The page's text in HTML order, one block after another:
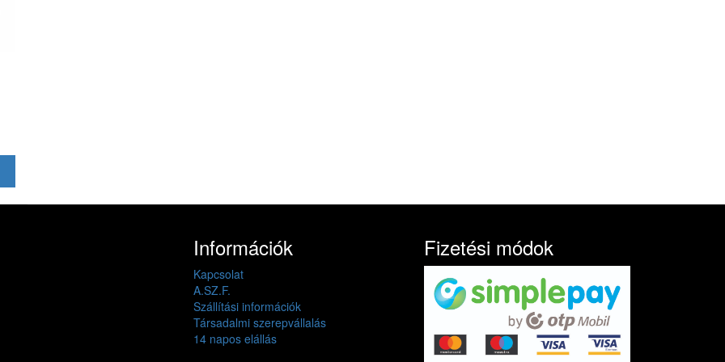
Információk
Kapcsolat
A.SZ.F.
Szállítási információk
Társadalmi szerepvállalás
14 napos elállás
Fizetési módok